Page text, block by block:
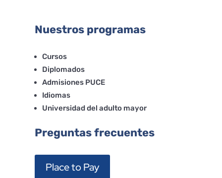
Nuestros programas
Cursos
Diplomados
Admisiones PUCE
Idiomas
Universidad del adulto mayor
Preguntas frecuentes
Place to Pay